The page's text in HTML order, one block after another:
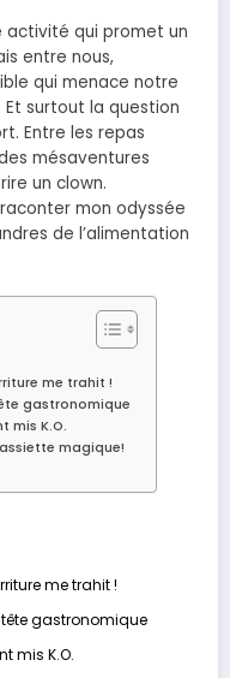
activité qui promet un
entre nous,
qui menace notre
surtout la question
Entre les repas
mésaventures
un clown.
mon odyssée
de l’alimentation
me trahit !
gastronomique
mis K.O.
magique!
me trahit !
gastronomique
mis K.O.